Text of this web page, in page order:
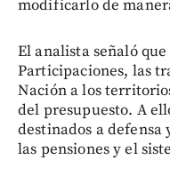
modificarlo de
El analista señaló
Participaciones, las
Nación a los
del presupuesto. A
destinados a
las pensiones y el